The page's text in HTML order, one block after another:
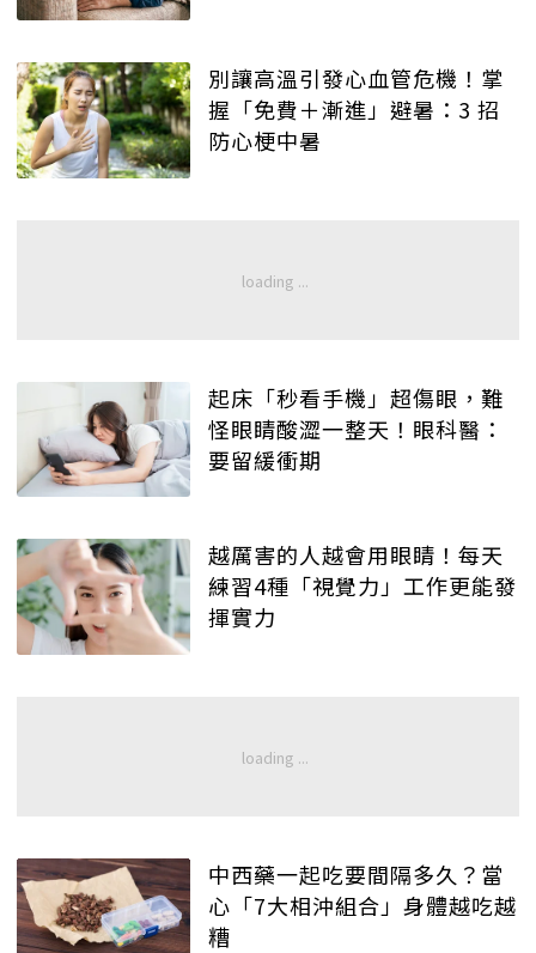
別讓高溫引發心血管危機！掌
握「免費＋漸進」避暑：3 招
防心梗中暑
起床「秒看手機」超傷眼，難
怪眼睛酸澀一整天！眼科醫：
要留緩衝期
越厲害的人越會用眼睛！每天
練習4種「視覺力」工作更能發
揮實力
中西藥一起吃要間隔多久？當
心「7大相沖組合」身體越吃越
糟